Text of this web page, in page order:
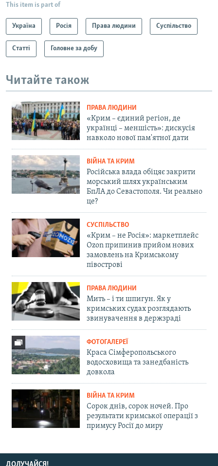
This item is part of
Україна Росія Права людини Суспільство
Статті Головне за добу
Читайте також
ПРАВА ЛЮДИНИ
«Крим – єдиний регіон, де
українці – меншість»: дискусія
навколо нової пам'ятної дати
ВІЙНА ТА КРИМ
Російська влада обіцяє закрити
морський шлях українським
БпЛА до Севастополя. Чи реально
це?
СУСПІЛЬСТВО
«Крим – не Росія»: маркетплейс
Ozon припинив прийом нових
замовлень на Кримському
півострові
ПРАВА ЛЮДИНИ
Мить – і ти шпигун. Як у
кримських судах розглядають
звинувачення в держзраді
ФОТОГАЛЕРЕЇ
Краса Сімферопольського
водосховища та занедбаність
довкола
ВІЙНА ТА КРИМ
Сорок днів, сорок ночей. Про
результати кримської операції з
примусу Росії до миру